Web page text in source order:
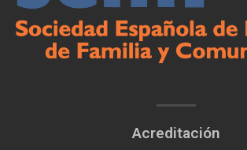
Acreditación